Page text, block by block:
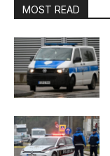
MOST READ